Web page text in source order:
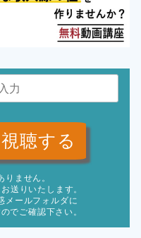
聴する
ません。
送りいたします。
メールフォルダに
でご確認下さい。